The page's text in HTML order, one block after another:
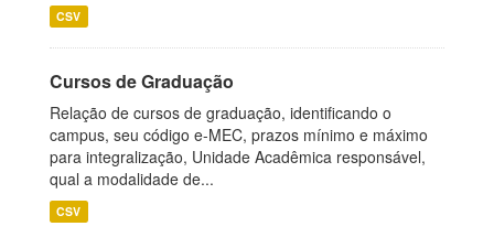
CSV
Cursos de Graduação
Relação de cursos de graduação, identificando o
campus, seu código e-MEC, prazos mínimo e máximo
para integralização, Unidade Acadêmica responsável,
qual a modalidade de...
CSV